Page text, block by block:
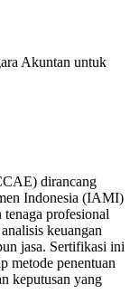
Akuntan untuk
dirancang
Indonesia (IAMI)
profesional
keuangan
jasa. Sertifikasi ini
metode penentuan
keputusan yang